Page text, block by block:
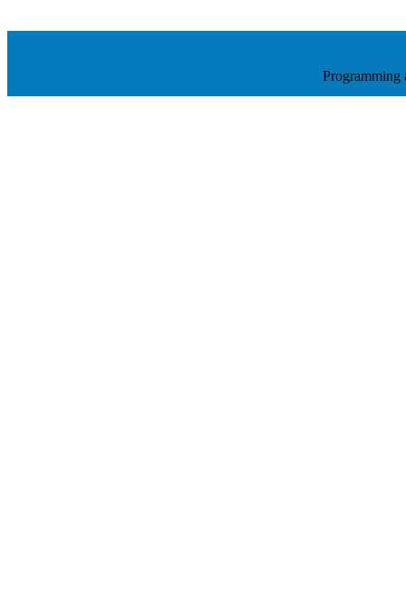
Programming